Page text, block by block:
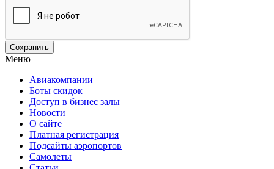
Меню
Авиакомпании
Боты скидок
Доступ в бизнес залы
Новости
О сайте
Платная регистрация
Подсайты аэропортов
Самолеты